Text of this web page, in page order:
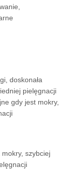
doskonała
pielęgnacji
gdy jest mokry,
szybciej